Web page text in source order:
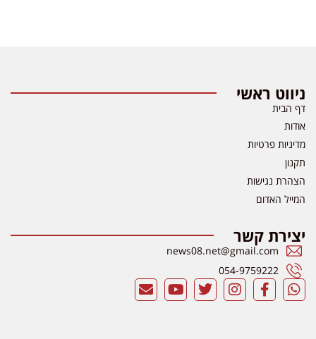
ניווט ראשי
דף הבית
אודות
מדיניות פרטיות
תקנון
הצהרת נגישות
המייל האדום
יצירת קשר
news08.net@gmail.com
054-9759222